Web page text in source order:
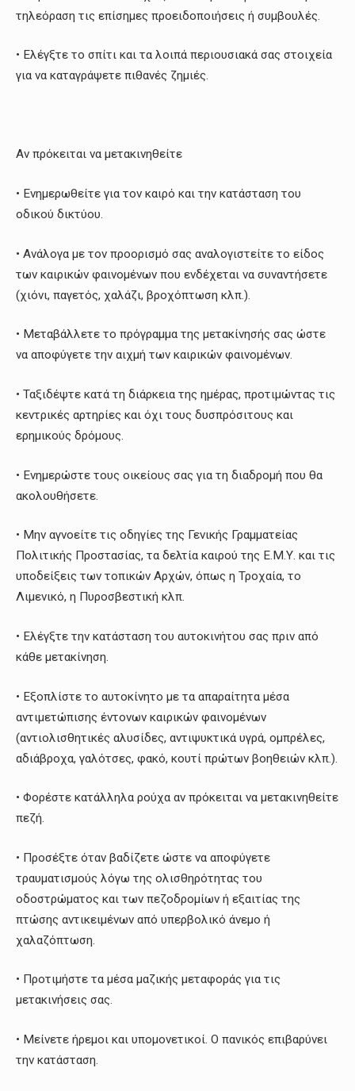
τηλεόραση τις επίσημες προειδοποιήσεις ή συμβουλές.
• Ελέγξτε το σπίτι και τα λοιπά περιουσιακά σας στοιχεία
για να καταγράψετε πιθανές ζημιές.
Αν πρόκειται να μετακινηθείτε
• Ενημερωθείτε για τον καιρό και την κατάσταση του
οδικού δικτύου.
• Ανάλογα με τον προορισμό σας αναλογιστείτε το είδος
των καιρικών φαινομένων που ενδέχεται να συναντήσετε
(χιόνι, παγετός, χαλάζι, βροχόπτωση κλπ.).
• Μεταβάλλετε το πρόγραμμα της μετακίνησής σας ώστε
να αποφύγετε την αιχμή των καιρικών φαινομένων.
• Ταξιδέψτε κατά τη διάρκεια της ημέρας, προτιμώντας τις
κεντρικές αρτηρίες και όχι τους δυσπρόσιτους και
ερημικούς δρόμους.
• Ενημερώστε τους οικείους σας για τη διαδρομή που θα
ακολουθήσετε.
• Μην αγνοείτε τις οδηγίες της Γενικής Γραμματείας
Πολιτικής Προστασίας, τα δελτία καιρού της Ε.Μ.Υ. και τις
υποδείξεις των τοπικών Aρχών, όπως η Τροχαία, το
Λιμενικό, η Πυροσβεστική κλπ.
• Ελέγξτε την κατάσταση του αυτοκινήτου σας πριν από
κάθε μετακίνηση.
• Εξοπλίστε το αυτοκίνητο με τα απαραίτητα μέσα
αντιμετώπισης έντονων καιρικών φαινομένων
(αντιολισθητικές αλυσίδες, αντιψυκτικά υγρά, ομπρέλες,
αδιάβροχα, γαλότσες, φακό, κουτί πρώτων βοηθειών κλπ.).
• Φορέστε κατάλληλα ρούχα αν πρόκειται να μετακινηθείτε
πεζή.
• Προσέξτε όταν βαδίζετε ώστε να αποφύγετε
τραυματισμούς λόγω της ολισθηρότητας του
οδοστρώματος και των πεζοδρομίων ή εξαιτίας της
πτώσης αντικειμένων από υπερβολικό άνεμο ή
χαλαζόπτωση.
• Προτιμήστε τα μέσα μαζικής μεταφοράς για τις
μετακινήσεις σας.
• Μείνετε ήρεμοι και υπομονετικοί. O πανικός επιβαρύνει
την κατάσταση.